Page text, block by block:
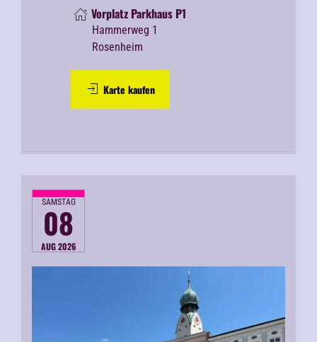
Vorplatz Parkhaus P1
Hammerweg 1
Rosenheim
Karte kaufen
SAMSTAG
08
AUG 2026